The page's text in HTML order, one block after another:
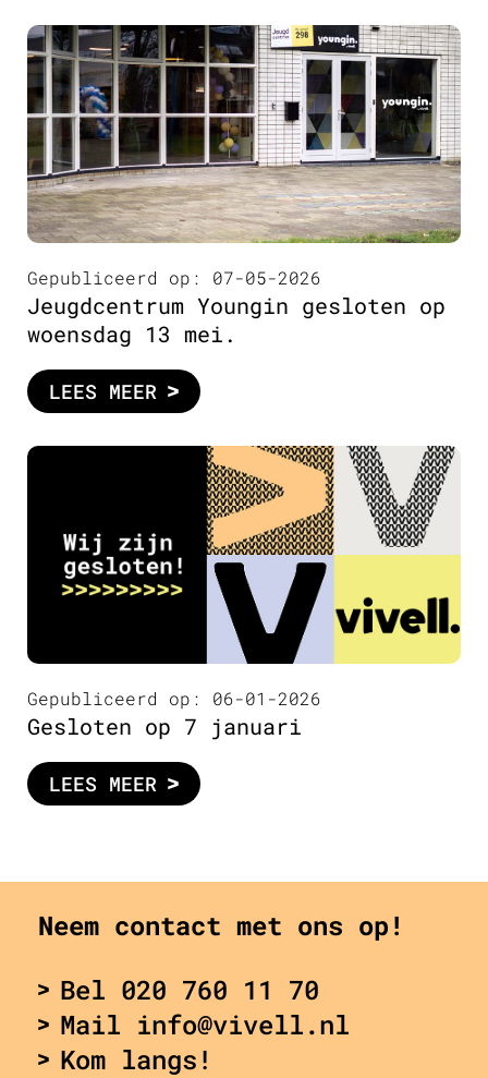
Gepubliceerd op: 07-05-2026
Jeugdcentrum Youngin gesloten op
woensdag 13 mei.
LEES MEER
Gepubliceerd op: 06-01-2026
Gesloten op 7 januari
LEES MEER
Neem contact met ons op!
Bel 020 760 11 70
Mail info@vivell.nl
Kom langs!